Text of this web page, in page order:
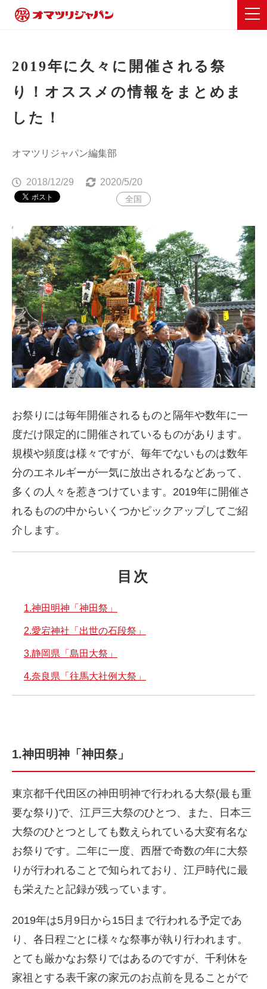
2019年に久々に開催される祭
り！オススメの情報をまとめま
した！
オマツリジャパン編集部
2018/12/29 2020/5/20
全国
お祭りには毎年開催されるものと隔年や数年に一
度だけ限定的に開催されているものがあります。
規模や頻度は様々ですが、毎年でないものは数年
分のエネルギーが一気に放出されるなどあって、
多くの人々を惹きつけています。2019年に開催さ
れるものの中からいくつかピックアップしてご紹
介します。
目次
1.神田明神「神田祭」
2.愛宕神社「出世の石段祭」
3.静岡県「島田大祭」
4.奈良県「往馬大社例大祭」
1.神田明神「神田祭」
東京都千代田区の神田明神で行われる大祭(最も重
要な祭り)で、江戸三大祭のひとつ、また、日本三
大祭のひとつとしても数えられている大変有名な
お祭りです。二年に一度、西暦で奇数の年に大祭
りが行われることで知られており、江戸時代に最
も栄えたと記録が残っています。
2019年は5月9日から15日まで行われる予定であ
り、各日程ごとに様々な祭事が執り行われます。
とても厳かなお祭りではあるのですが、千利休を
家祖とする表千家の家元のお点前を見ることがで